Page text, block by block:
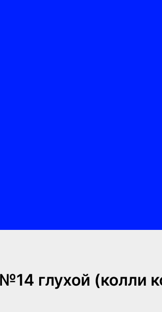
глухой (колли